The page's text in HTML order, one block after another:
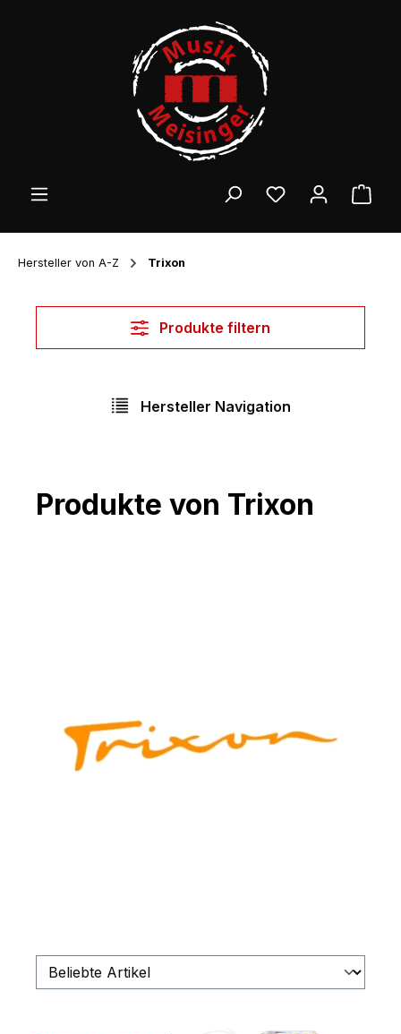
Hersteller von A-Z Trixon
Produkte filtern
Hersteller Navigation
Produkte von Trixon